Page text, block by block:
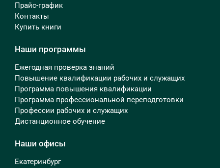
Прайс-график
Контакты
Купить книги
Наши программы
Ежегодная проверка знаний
Повышение квалификации рабочих и служащих
Программа повышения квалификации
Программа профессиональной переподготовки
Профессии рабочих и служащих
Дистанционное обучение
Наши офисы
Екатеринбург